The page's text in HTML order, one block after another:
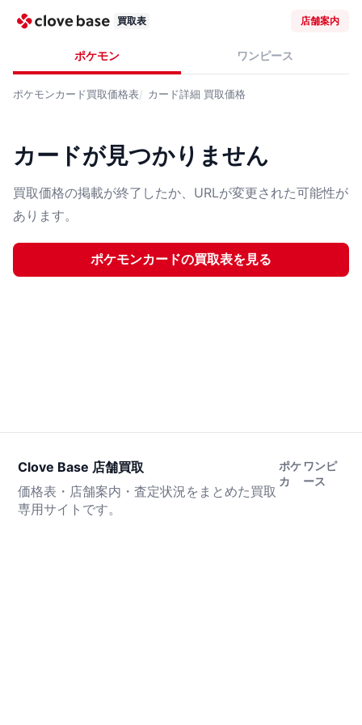
買取表 店舗案内
ポケモン ワンピース
ポケモンカード買取価格表 カード詳細 買取価格
カードが見つかりません
買取価格の掲載が終了したか、URLが変更された可能性が
あります。
ポケモンカードの買取表を見る
Clove Base 店舗買取
価格表・店舗案内・査定状況をまとめた買取
専用サイトです。
ポケ
カ
ワンピ
ース